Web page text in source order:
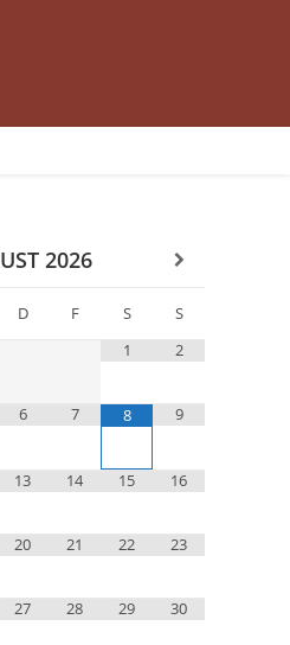
2026
D F S
S
1
2
6 7 8 9
13 14 15 16
20 21 22 23
27 28 29 30